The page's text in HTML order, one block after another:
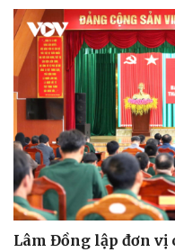
Lâm Đồng lập đơn